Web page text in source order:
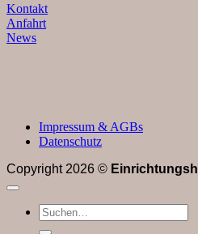
Kontakt
Anfahrt
News
Impressum & AGBs
Datenschutz
Copyright 2026 ©
Suchen
nach: